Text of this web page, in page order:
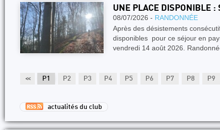
UNE PLACE DISPONIBLE :
08/07/2026 - RANDONNÉE
Après des désistements
disponibles pour ce séjour en
vendredi 14 août 2026.
<< P1 P2 P3 P4 P5 P6 P7 P8 P9
actualités du club